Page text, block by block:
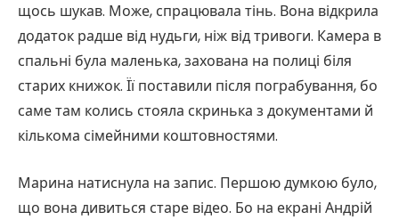
щось шукав. Може, спрацювала тінь. Вона відкрила
додаток радше від нудьги, ніж від тривоги. Камера в
спальні була маленька, захована на полиці біля
старих книжок. Її поставили після пограбування, бо
саме там колись стояла скринька з документами й
кількома сімейними коштовностями.
Марина натиснула на запис. Першою думкою було,
що вона дивиться старе відео. Бо на екрані Андрій